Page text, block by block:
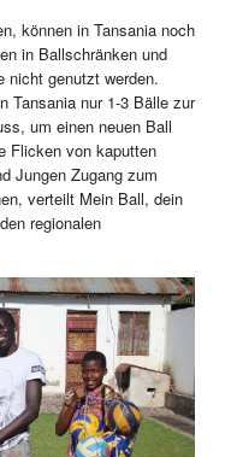
können in Tansania noch
in Ballschränken und
nicht genutzt werden.
Tansania nur 1-3 Bälle zur
um einen neuen Ball
Flicken von kaputten
Jungen Zugang zum
verteilt Mein Ball, dein
regionalen